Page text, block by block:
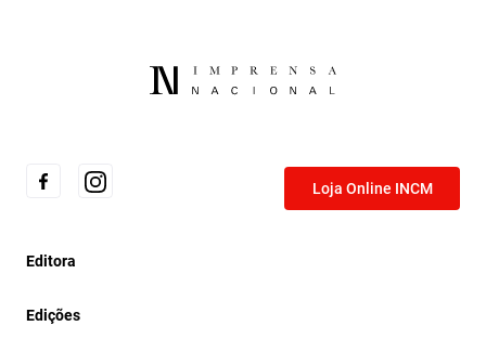
Loja Online INCM
Editora
Edições